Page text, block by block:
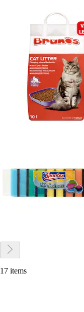
17 items